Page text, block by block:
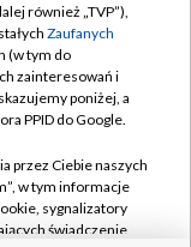
również „TVP”),
Zaufanych
(w tym do
zainteresowań i
poniżej, a
PPID do Google.
przez Ciebie naszych
w tym informacje
sygnalizatory
świadczenie